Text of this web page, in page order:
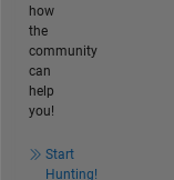
how
the
community
can
help
you!
Start
Hunting!